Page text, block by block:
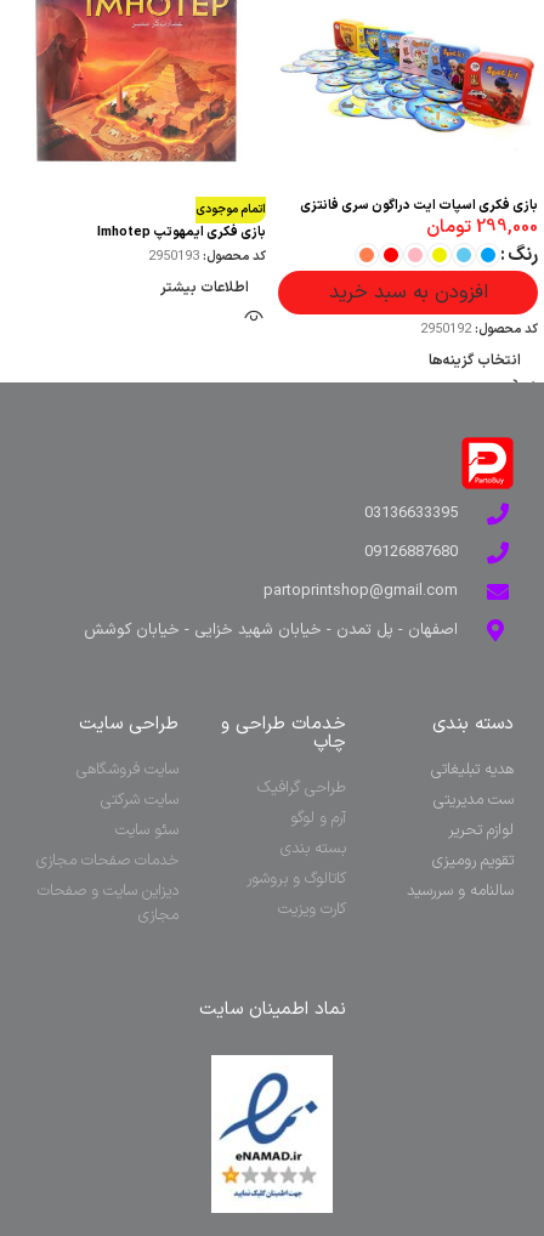
بازی فکری اسپات ایت دراگون سری فانتزی
299,000تومان
رنگ
افزودن به سبد خرید
کد محصول:2950192
انتخاب گزینه‌ها
اتمام موجودی
بازی فکری ایمهوتپ Imhotep
کد محصول:2950193
اطلاعات بیشتر
03136633395
09126887680
partoprintshop@gmail.com
اصفهان - پل تمدن - خیابان شهید خزایی - خیابان کوشش
دسته بندی
هدیه تبلیغاتی
ست مدیریتی
لوازم تحریر
تقویم رومیزی
سالنامه و سررسید
خدمات طراحی و
چاپ
طراحی گرافیک
آرم و لوگو
بسته بندی
کاتالوگ و بروشور
کارت ویزیت
طراحی سایت
سایت فروشگاهی
سایت شرکتی
سئو سایت
خدمات صفحات مجازی
دیزاین سایت و صفحات
مجازی
نماد اطمینان سایت